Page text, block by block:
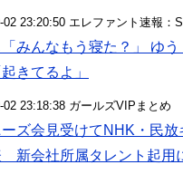
02 23:20:50 エレファント速報：
みんなもう寝た？」 ゆ
きてるよ」
02 23:18:38 ガールズVIPまとめ
ーズ会見受けてNHK・民
新会社所属タレント起用